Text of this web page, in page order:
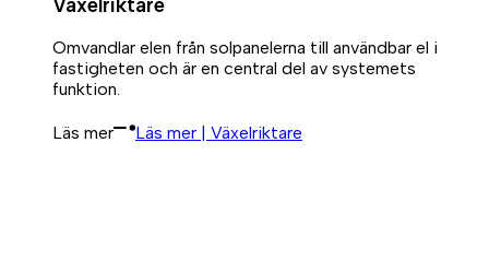
Omvandlar elen från solpanelerna till användbar el i
fastigheten och är en central del av systemets
funktion.
Läs mer Läs mer | Växelriktare